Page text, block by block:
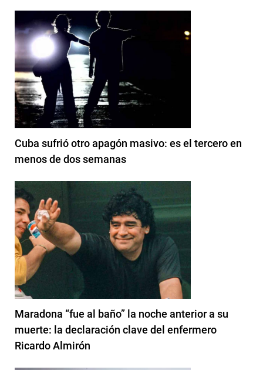
Cuba sufrió otro apagón masivo: es el tercero en
menos de dos semanas
Maradona “fue al baño” la noche anterior a su
muerte: la declaración clave del enfermero
Ricardo Almirón